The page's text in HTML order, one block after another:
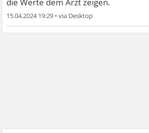
15.04.2024 19:29 •